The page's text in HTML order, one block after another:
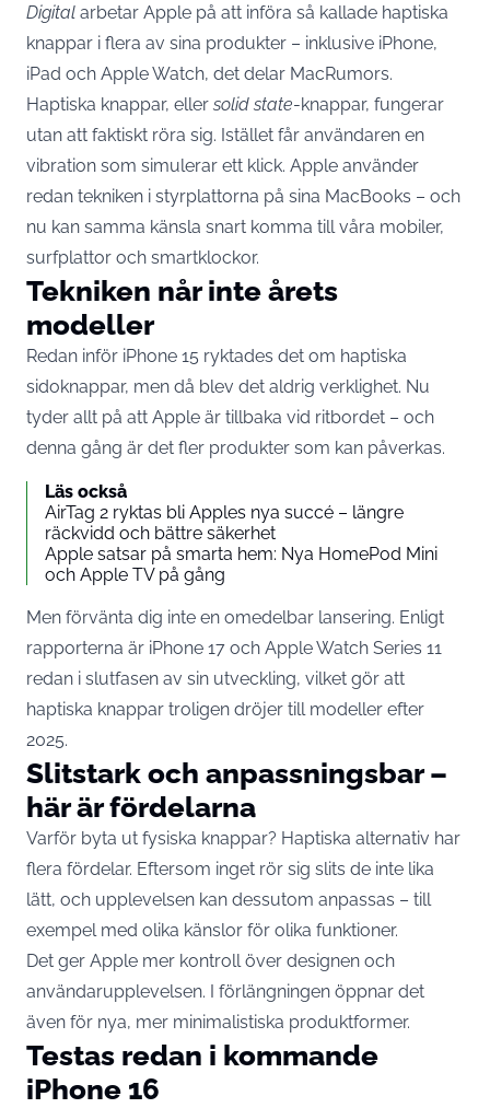
Digital arbetar Apple på att införa så kallade haptiska
knappar i flera av sina produkter – inklusive iPhone,
iPad och Apple Watch, det delar MacRumors.
Haptiska knappar, eller solid state-knappar, fungerar
utan att faktiskt röra sig. Istället får användaren en
vibration som simulerar ett klick. Apple använder
redan tekniken i styrplattorna på sina MacBooks – och
nu kan samma känsla snart komma till våra mobiler,
surfplattor och smartklockor.
Tekniken når inte årets
modeller
Redan inför iPhone 15 ryktades det om haptiska
sidoknappar, men då blev det aldrig verklighet. Nu
tyder allt på att Apple är tillbaka vid ritbordet – och
denna gång är det fler produkter som kan påverkas.
Läs också
AirTag 2 ryktas bli Apples nya succé – längre
räckvidd och bättre säkerhet
Apple satsar på smarta hem: Nya HomePod Mini
och Apple TV på gång
Men förvänta dig inte en omedelbar lansering. Enligt
rapporterna är iPhone 17 och Apple Watch Series 11
redan i slutfasen av sin utveckling, vilket gör att
haptiska knappar troligen dröjer till modeller efter
2025.
Slitstark och anpassningsbar –
här är fördelarna
Varför byta ut fysiska knappar? Haptiska alternativ har
flera fördelar. Eftersom inget rör sig slits de inte lika
lätt, och upplevelsen kan dessutom anpassas – till
exempel med olika känslor för olika funktioner.
Det ger Apple mer kontroll över designen och
användarupplevelsen. I förlängningen öppnar det
även för nya, mer minimalistiska produktformer.
Testas redan i kommande
iPhone 16